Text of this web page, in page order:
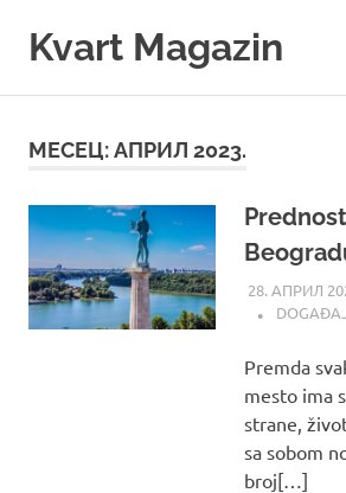
Kvart Magazin
vas!
МЕСЕЦ:АПРИЛ 2023.
28. АПРИЛ
Premda
mesto ima
strane,
sa sobom
broj[…]